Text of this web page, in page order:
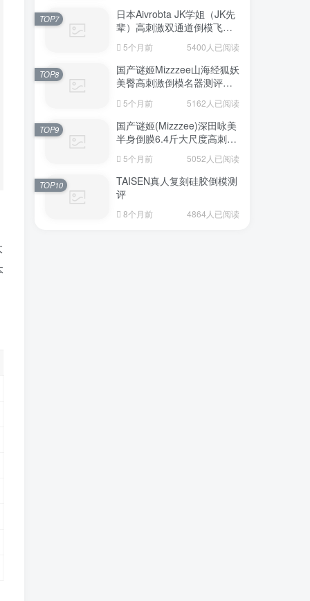
日本Aivrobta JK学姐（JK先
辈）高刺激双通道倒模飞机
杯深度测评报告
5个月前 5400人已阅读
TOP7
国产谜姬Mizzzee山海经狐妖
美臀高刺激倒模名器测评报
5个月前 5162人已阅读
TOP8
国产谜姬(Mizzzee)深田咏美
半身倒膜6.4斤大尺度高刺激
5个月前 5052人已阅读
TOP9
TAISEN真人复刻硅胶倒模测
评
8个月前 4864人已阅读
TOP10